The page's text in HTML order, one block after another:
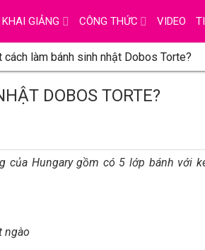
KHAI GIẢNG CÔNG THỨC VIDEO
cách làm bánh sinh nhật Dobos Torte?
DOBOS TORTE?
của Hungary gồm có 5 lớp bánh với
ngào